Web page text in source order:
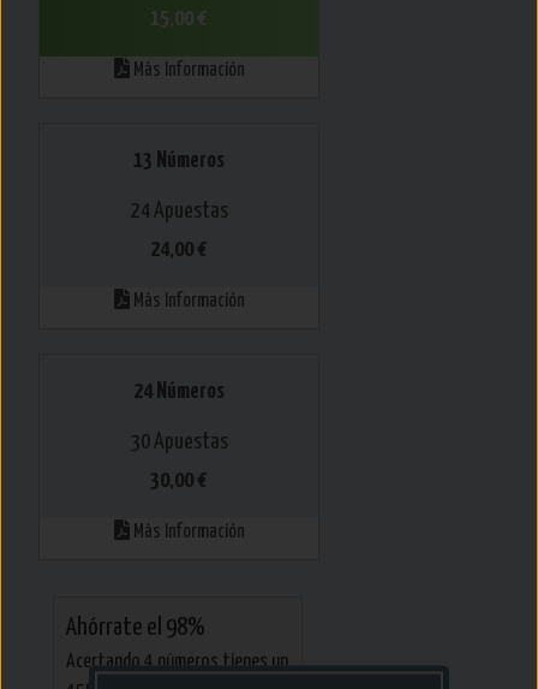
15,00 €
Más Información
13 Números
24 Apuestas
24,00 €
Más Información
24 Números
30 Apuestas
30,00 €
Más Información
Ahórrate el 98%
Acertando 4 números tienes un